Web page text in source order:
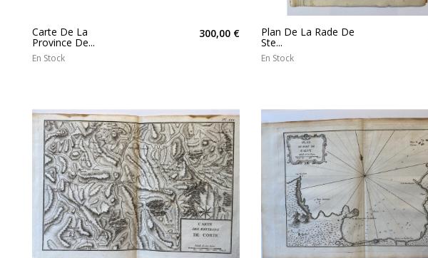
Carte De La
Province De...
300,00 €
En Stock
Plan De La Rade De
Ste...
En Stock